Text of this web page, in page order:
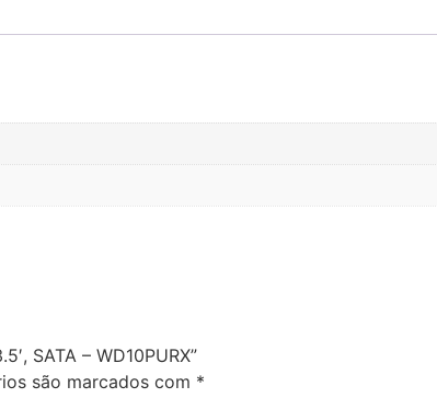
SATA – WD10PURX”
são marcados com *